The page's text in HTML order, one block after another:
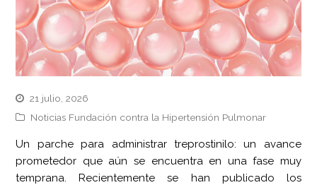
21 julio, 2026
Noticias Fundación contra la Hipertensión Pulmonar
Un parche para administrar treprostinilo: un avance
prometedor que aún se encuentra en una fase muy
temprana. Recientemente se han publicado los